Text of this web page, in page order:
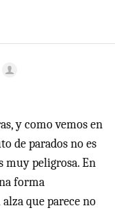
y como vemos en
de parados no es
muy peligrosa. En
forma
que parece no